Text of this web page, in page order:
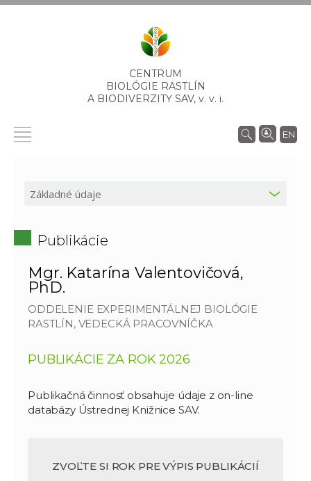
CENTRUM
BIOLÓGIE RASTLÍN
A BIODIVERZITY SAV, v. v. i.
EN
Publikácie
Mgr. Katarína Valentovičová,
PhD.
ODDELENIE EXPERIMENTÁLNEJ BIOLÓGIE
RASTLÍN, VEDECKÁ PRACOVNÍČKA
PUBLIKÁCIE ZA ROK 2026
Publikačná činnosť obsahuje údaje z on-line
databázy Ústrednej Knižnice SAV.
ZVOĽTE SI ROK PRE VÝPIS PUBLIKÁCIÍ